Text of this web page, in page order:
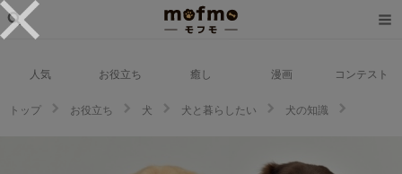
人気 お役立ち 癒し 漫画 コンテスト
トップ お役立ち 犬 犬と暮らしたい
犬の知識